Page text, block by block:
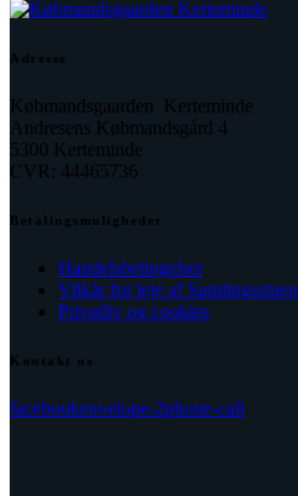
Adresse
Købmandsgaarden Kerteminde
Andresens Købmandsgård 4
5300 Kerteminde
CVR: 44465736
Betalingsmuligheder
Handelsbetingelser
Vilkår for leje af Samlingsstuen
Privatliv og cookies
Kontakt os
facebookenvelope-2phone-call